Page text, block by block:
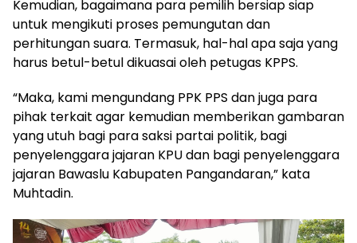
Kemudian, bagaimana para pemilih bersiap siap
untuk mengikuti proses pemungutan dan
perhitungan suara. Termasuk, hal-hal apa saja yang
harus betul-betul dikuasai oleh petugas KPPS.
“Maka, kami mengundang PPK PPS dan juga para
pihak terkait agar kemudian memberikan gambaran
yang utuh bagi para saksi partai politik, bagi
penyelenggara jajaran KPU dan bagi penyelenggara
jajaran Bawaslu Kabupaten Pangandaran,” kata
Muhtadin.